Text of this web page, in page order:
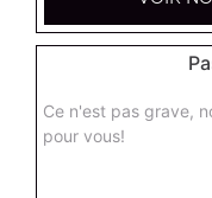
Ce n'est pas grave,
pour vous!